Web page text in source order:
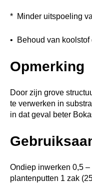
* Minder uitspoeling
• Behoud van koolstof
Opmerking
Door zijn grove
te verwerken in
in dat geval beter
Ondiep inwerken 0,5 –
plantenputten 1 zak